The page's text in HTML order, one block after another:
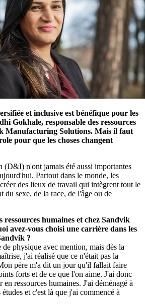
et inclusive est bénéfique pour les
Gokhale, responsable des ressources
Manufacturing Solutions. Mais il faut
pour que les choses changent
(D&I) n'ont jamais été aussi importantes
Partout dans le monde, les
des lieux de travail qui intègrent tout le
du sexe, de la race, de l'âge ou de
ressources humaines et chez Sandvik
avez-vous choisi une carrière dans les
?
physique avec mention, mais dès la
j'ai réalisé que ce n'était pas la
père m'a dit un jour qu'il fallait faire
forts et de ce que l'on aime. J'ai donc
ressources humaines. J'ai déménagé à
et c'est là que j'ai commencé à